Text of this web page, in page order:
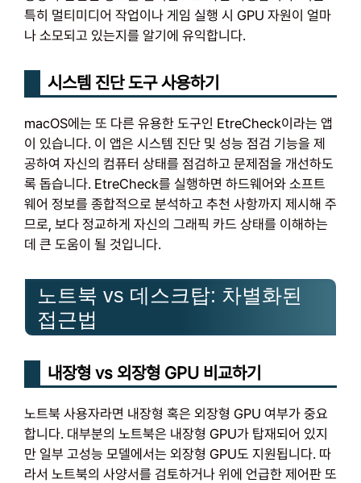
특히 멀티미디어 작업이나 게임 실행 시 GPU 자원이 얼마
나 소모되고 있는지를 알기에 유익합니다.
시스템 진단 도구 사용하기
macOS에는 또 다른 유용한 도구인 EtreCheck이라는 앱
이 있습니다. 이 앱은 시스템 진단 및 성능 점검 기능을 제
공하여 자신의 컴퓨터 상태를 점검하고 문제점을 개선하도
록 돕습니다. EtreCheck를 실행하면 하드웨어와 소프트
웨어 정보를 종합적으로 분석하고 추천 사항까지 제시해 주
므로, 보다 정교하게 자신의 그래픽 카드 상태를 이해하는
데 큰 도움이 될 것입니다.
노트북 vs 데스크탑: 차별화된
접근법
내장형 vs 외장형 GPU 비교하기
노트북 사용자라면 내장형 혹은 외장형 GPU 여부가 중요
합니다. 대부분의 노트북은 내장형 GPU가 탑재되어 있지
만 일부 고성능 모델에서는 외장형 GPU도 지원됩니다. 따
라서 노트북의 사양서를 검토하거나 위에 언급한 제어판 또